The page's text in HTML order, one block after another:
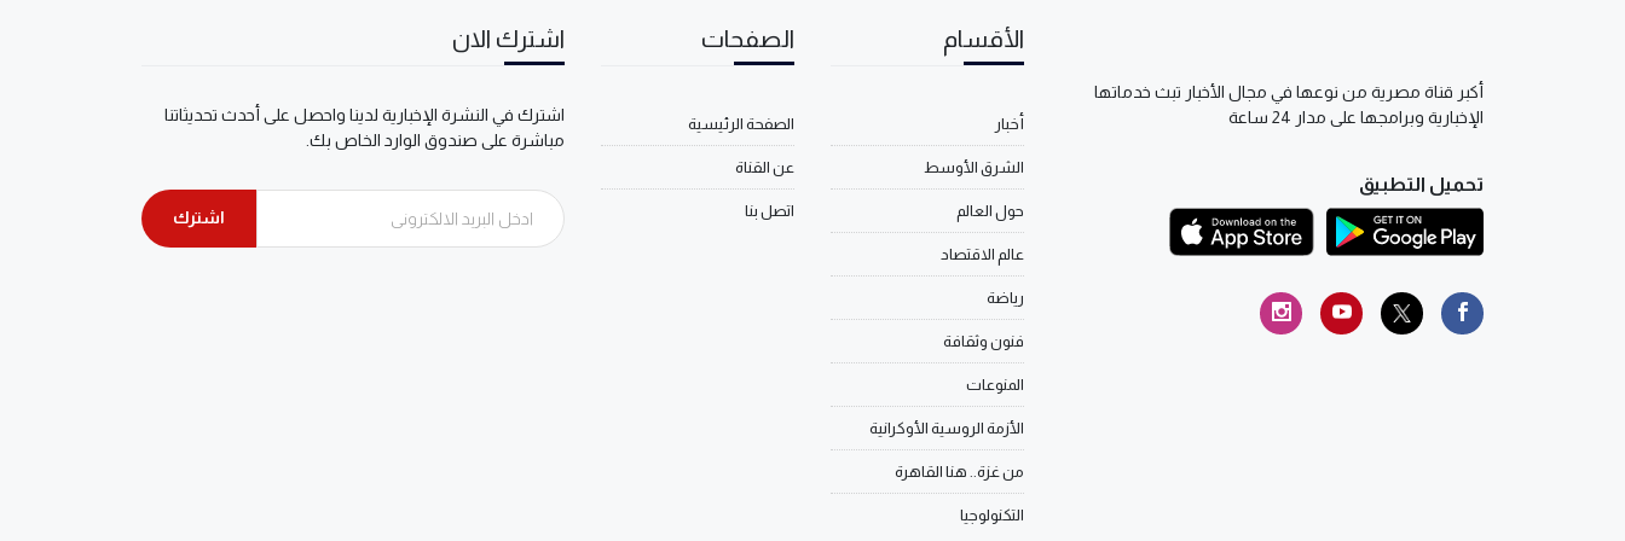
أكبر قناة مصرية من نوعها في مجال الأخبار تبث خدماتها
الإخبارية وبرامجها على مدار 24 ساعة
تحميل التطبيق
الأقسام
أخبار
الشرق الأوسط
حول العالم
عالم الاقتصاد
رياضة
فنون وثقافة
المنوعات
الأزمة الروسية الأوكرانية
من غزة.. هنا القاهرة
التكنولوجيا
الصفحات
الصفحة الرئيسية
عن القناة
اتصل بنا
اشترك الان
اشترك في النشرة الإخبارية لدينا واحصل على أحدث تحديثاتنا
مباشرة على صندوق الوارد الخاص بك.
اشترك